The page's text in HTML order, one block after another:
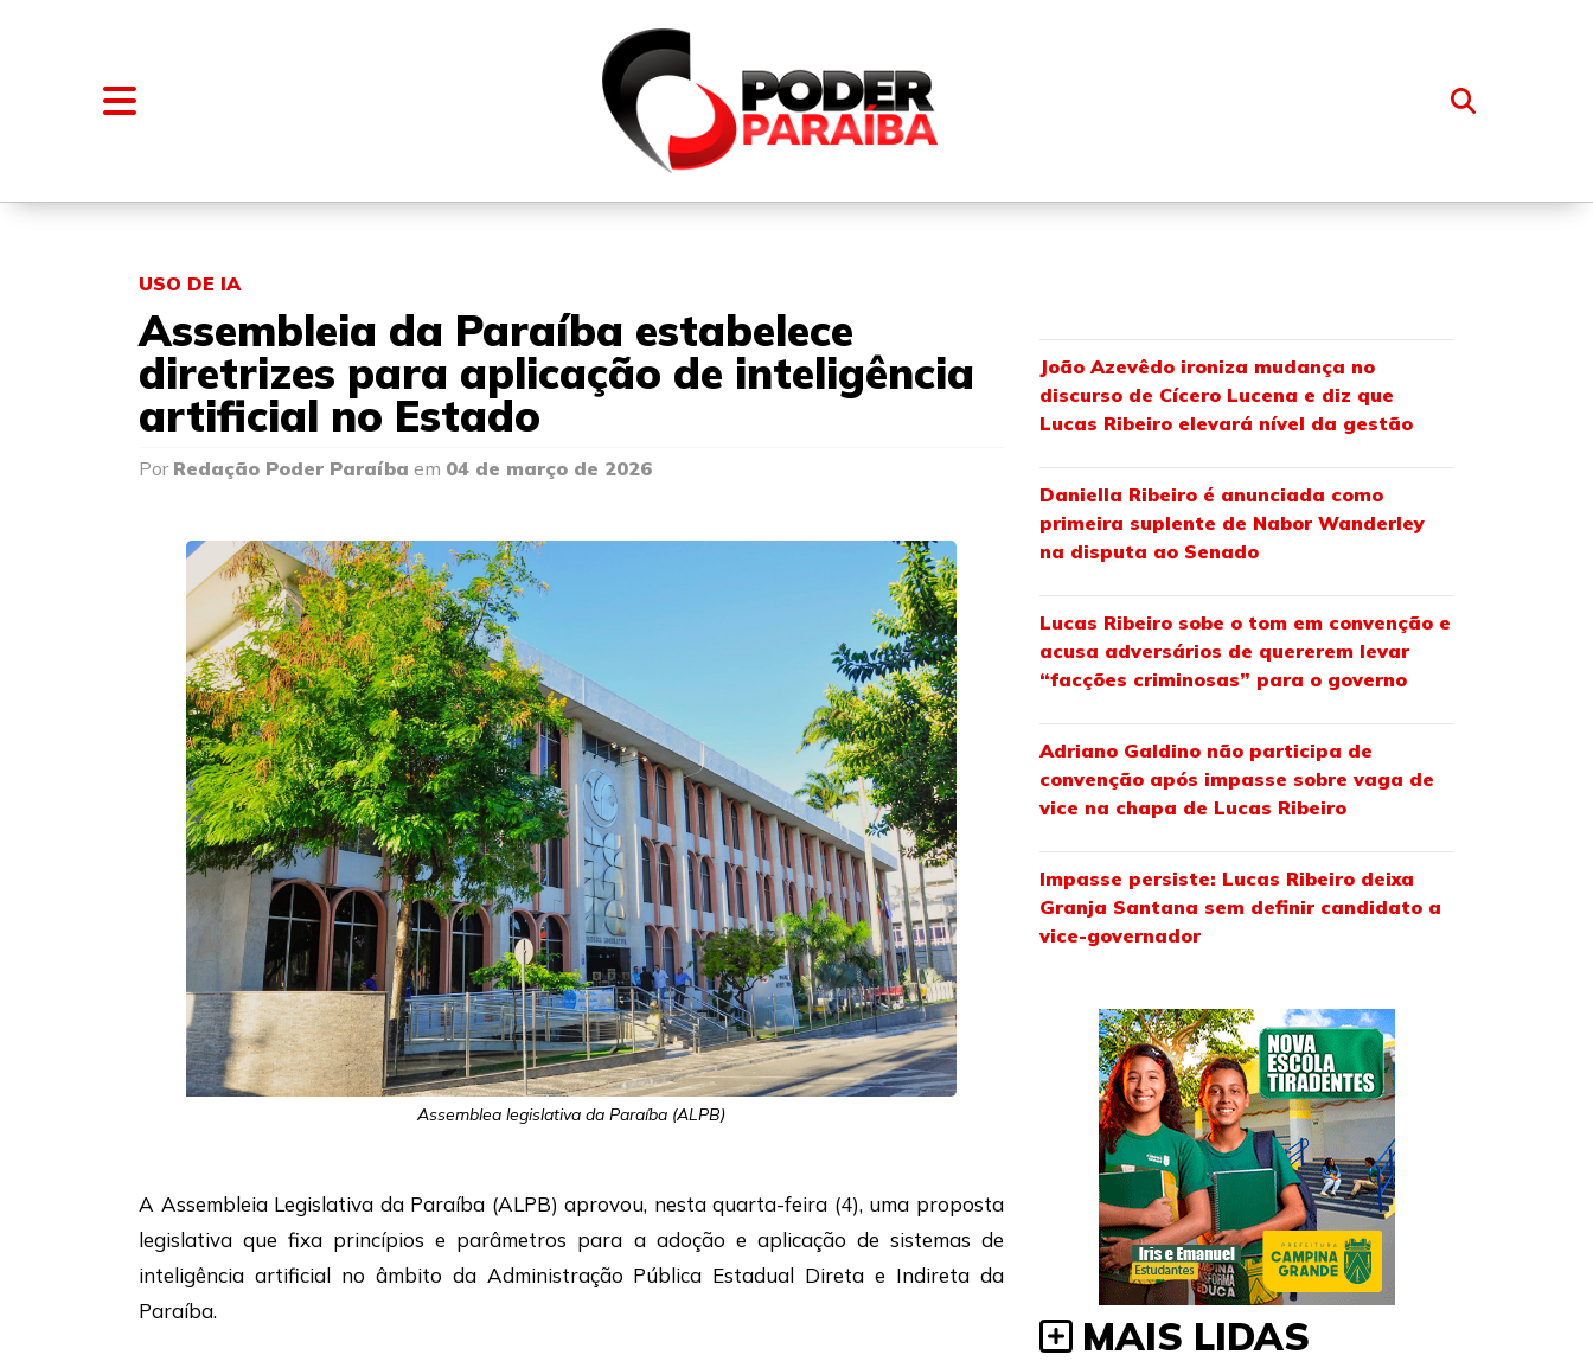
FALE CONOSCO
USO DE IA
Assembleia da Paraíba estabelece
diretrizes para aplicação de inteligência
artificial no Estado
Por Redação Poder Paraíba em 04 de março de 2026
Assemblea legislativa da Paraíba (ALPB)
A Assembleia Legislativa da Paraíba (ALPB) aprovou, nesta quarta-feira (4), uma proposta
legislativa que fixa princípios e parâmetros para a adoção e aplicação de sistemas de
inteligência artificial no âmbito da Administração Pública Estadual Direta e Indireta da
Paraíba.
João Azevêdo ironiza mudança no
discurso de Cícero Lucena e diz que
Lucas Ribeiro elevará nível da gestão
Daniella Ribeiro é anunciada como
primeira suplente de Nabor Wanderley
na disputa ao Senado
Lucas Ribeiro sobe o tom em convenção e
acusa adversários de quererem levar
“facções criminosas” para o governo
Adriano Galdino não participa de
convenção após impasse sobre vaga de
vice na chapa de Lucas Ribeiro
Impasse persiste: Lucas Ribeiro deixa
Granja Santana sem definir candidato a
vice-governador
MAIS LIDAS